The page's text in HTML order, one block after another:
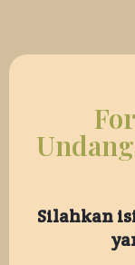
Silahkan